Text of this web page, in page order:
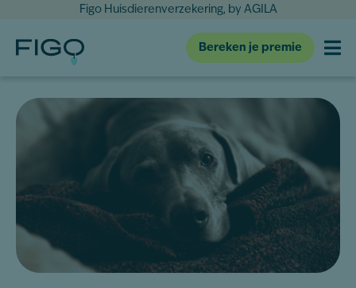
Figo Huisdierenverzekering, by AGILA
Bereken je premie